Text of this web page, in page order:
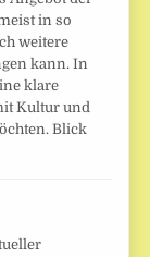
in so
weitere
kann. In
klare
Kultur und
Blick